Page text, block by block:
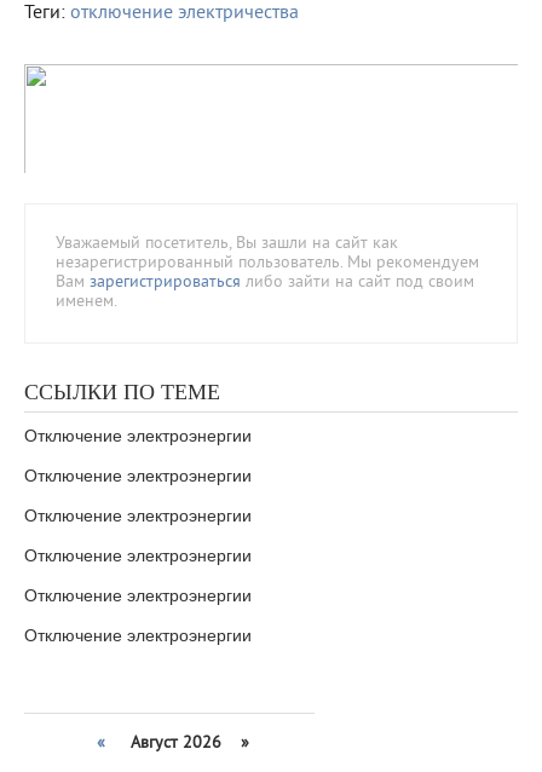
Теги: отключение электричества
Уважаемый посетитель, Вы зашли на сайт как
незарегистрированный пользователь. Мы рекомендуем
Вам зарегистрироваться либо зайти на сайт под своим
именем.
ССЫЛКИ ПО ТЕМЕ
Отключение электроэнергии
Отключение электроэнергии
Отключение электроэнергии
Отключение электроэнергии
Отключение электроэнергии
Отключение электроэнергии
« Август 2026 »